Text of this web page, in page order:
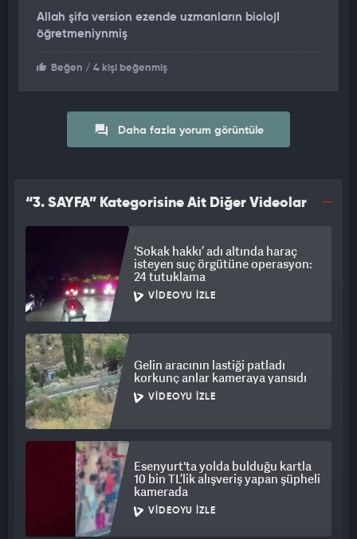
Allah şifa version ezende uzmanların biolojI
öğretmeniynmiş
Beğen / 4 kişi beğenmiş
Daha fazla yorum görüntüle
“3. SAYFA” Kategorisine Ait Diğer Videolar
‘Sokak hakkı’ adı altında haraç
isteyen suç örgütüne operasyon:
24 tutuklama
VIDEOYU İZLE
Gelin aracının lastiği patladı
korkunç anlar kameraya yansıdı
VIDEOYU İZLE
Esenyurt'ta yolda bulduğu kartla
10 bin TL’lik alışveriş yapan şüpheli
kamerada
VIDEOYU İZLE